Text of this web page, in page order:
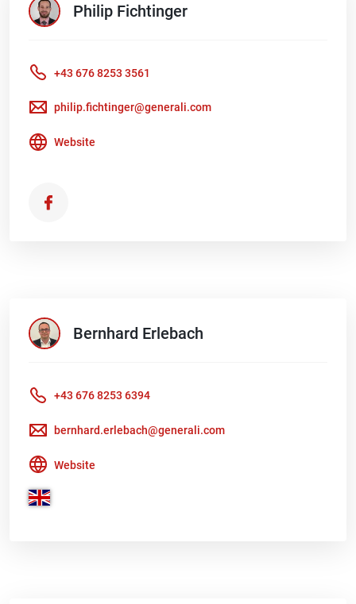
Philip Fichtinger
+43 676 8253 3561
philip.fichtinger@generali.com
Website
Bernhard Erlebach
+43 676 8253 6394
bernhard.erlebach@generali.com
Website